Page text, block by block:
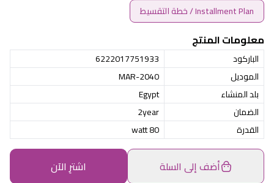
Installment Plan / خطة التقسيط
معلومات المنتج
الباركود
6222017751933
الموديل
MAR-2040
بلد المنشاء
Egypt
الضمان
2year
القدرة
80 watt
أضف إلى السلة اشترِ الآن